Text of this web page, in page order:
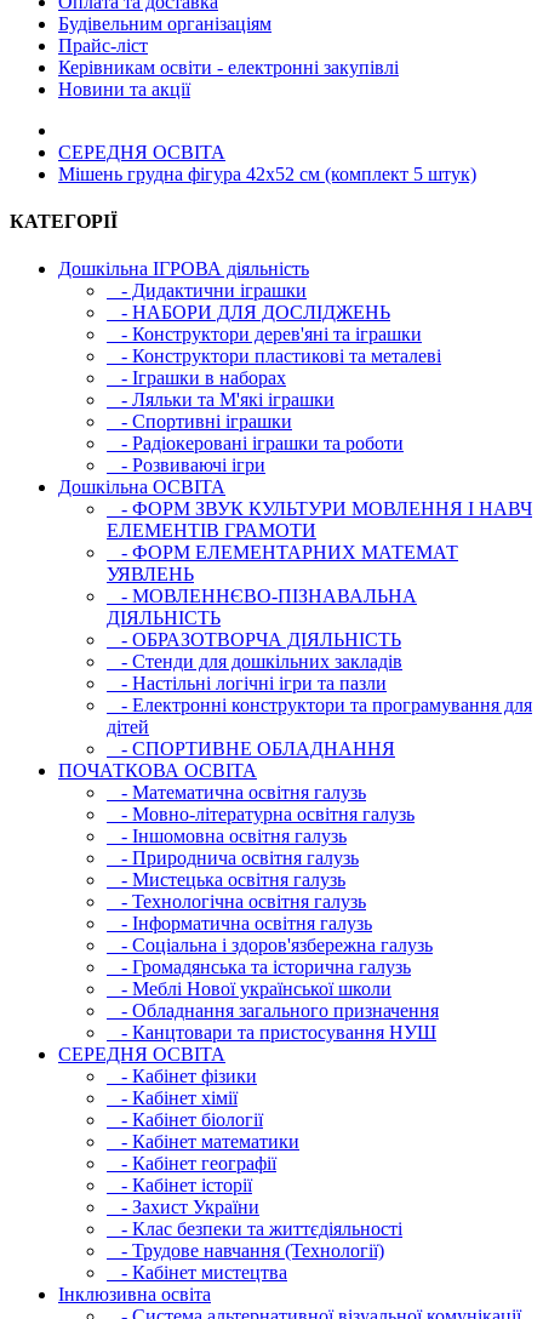
Будівельним організаціям
Прайс-ліст
Керівникам освіти - електронні закупівлі
Новини та акції
СЕРЕДНЯ ОСВIТА
Мішень грудна фігура 42х52 см (комплект 5 штук)
КАТЕГОРІЇ
Дошкільна ІГРОВА діяльність
- Дидактични іграшки
- НАБОРИ ДЛЯ ДОСЛІДЖЕНЬ
- Конструктори дерев'яні та іграшки
- Конструктори пластикові та металеві
- Іграшки в наборах
- Ляльки та М'які іграшки
- Спортивні іграшки
- Радіокеровані іграшки та роботи
- Розвиваючі ігри
Дошкільна ОСВIТА
- ФОРМ ЗВУК КУЛЬТУРИ МОВЛЕННЯ І НАВЧ
ЕЛЕМЕНТІВ ГРАМОТИ
- ФОРМ ЕЛЕМЕНТАРНИХ МАТЕМАТ
УЯВЛЕНЬ
- МОВЛЕННЄВО-ПІЗНАВАЛЬНА
ДІЯЛЬНІСТЬ
- ОБРАЗОТВОРЧА ДІЯЛЬНІСТЬ
- Стенди для дошкільних закладів
- Настільні логічні ігри та пазли
- Електронні конструктори та програмування для
дітей
- СПОРТИВНЕ ОБЛАДНАННЯ
ПОЧАТКОВА ОСВIТА
- Математична освітня галузь
- Мовно-літературна освітня галузь
- Iншомовна освітня галузь
- Природнича освітня галузь
- Мистецька освітня галузь
- Технологічна освітня галузь
- Інфopматична освітня галузь
- Соціальна і здоров'язбережна галузь
- Громадянська та історична галузь
- Меблі Нової української школи
- Обладнання загального призначення
- Канцтовари та пристосування НУШ
СЕРЕДНЯ ОСВIТА
- Кабінет фізики
- Кабінет хімії
- Кабінет біології
- Кабінет математики
- Кабінет географії
- Кабінет історії
- Захист України
- Клас безпеки та життєдіяльності
- Трудове навчання (Технології)
- Кабінет мистецтва
Інклюзивна освіта